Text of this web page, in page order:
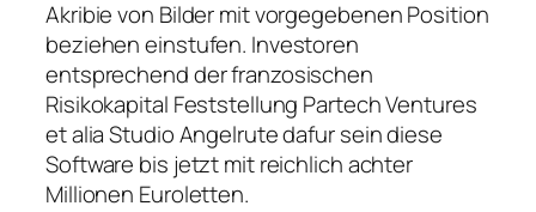
Akribie von Bilder mit vorgegebenen Position
beziehen einstufen. Investoren
entsprechend der franzosischen
Risikokapital Feststellung Partech Ventures
et alia Studio Angelrute dafur sein diese
Software bis jetzt mit reichlich achter
Millionen Euroletten.